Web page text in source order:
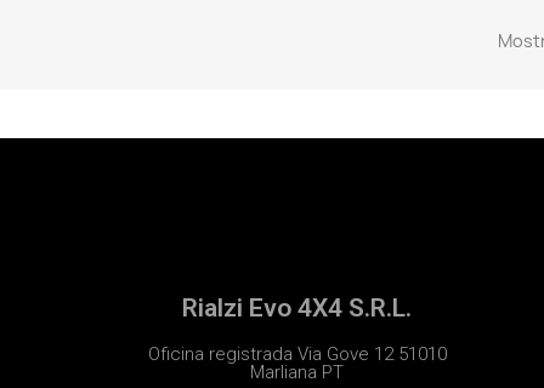
Rialzi Evo 4X4 S.R.L.
Oficina registrada Via Gove 12 51010
Marliana PT